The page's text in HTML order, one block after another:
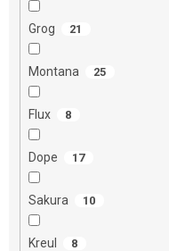
Grog 21
Montana 25
Flux 8
Dope 17
Sakura 10
Kreul 8